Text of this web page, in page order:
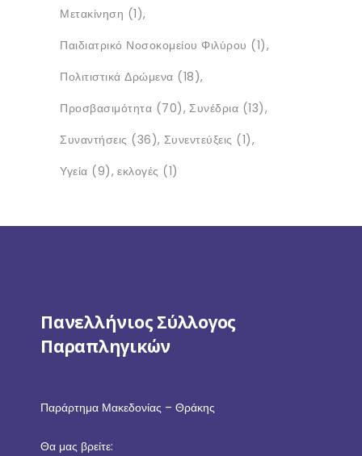
Μετακίνηση (1)
Παιδιατρικό Νοσοκομείου Φιλύρου (1)
Πολιτιστικά Δρώμενα (18)
Προσβασιμότητα (70) Συνέδρια (13)
Συναντήσεις (36) Συνεντεύξεις (1)
Υγεία (9) εκλογές (1)
Πανελλήνιος Σύλλογος
Παραπληγικών
Παράρτημα Μακεδονίας – Θράκης
Θα μας βρείτε: